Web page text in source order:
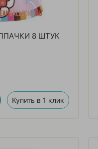
8 ШТУК
Купить в 1 клик